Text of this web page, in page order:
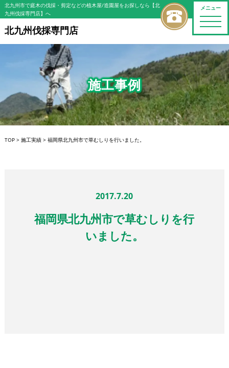
メニュー
toggle
北九州市で庭木の伐採・剪定などの植木屋/造園屋をお探しなら【北
九州伐採専門店】へ
北九州伐採専門店
施工事例
TOP> 施工実績> 福岡県北九州市で草むしりを行いました。
2017.7.20
福岡県北九州市で草むしりを行
いました。